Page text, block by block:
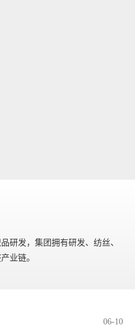
研发，集团拥有研发、纺丝、
业链。
06-10